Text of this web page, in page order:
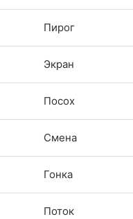
Пирог
Экран
Посох
Смена
Гонка
Поток